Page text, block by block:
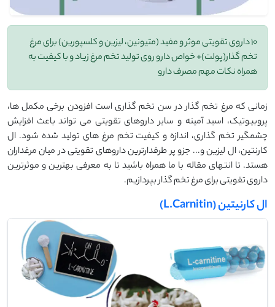
10 داروی تقویتی موثر و مفید (متیونین، لیزین و کلسپورین) برای مرغ
تخم گذار(پولت)+ خواص دارو روی تولید تخم مرغ زیاد و با کیفیت به
همراه نکات مهم مصرف دارو
زمانی که مرغ تخم گذار در سن تخم گذاری است افزودن برخی مکمل ها،
پروبیوتیک، اسید آمینه و سایر داروهای تقویتی می تواند باعث افزایش
چشمگیر تخم گذاری، اندازه و کیفیت تخم مرغ های تولید شده شود. ال
کارنتین، ال لیزین و... جزو پر طرفدارترین داروهای تقویتی در میان مرغداران
هستد. تا انتهای مقاله با ما همراه باشید تا به معرفی بهترین و موثرترین
داروی تقویتی برای مرغ تخم گذار بپردازیم.
ال کارنیتین (L.Carnitin)